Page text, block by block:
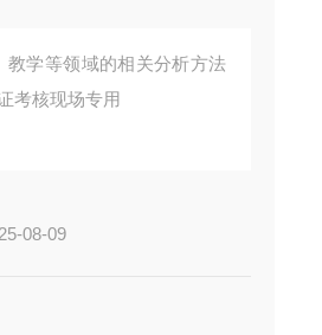
学等领域的相关分析方法
考核现场专用
08-09